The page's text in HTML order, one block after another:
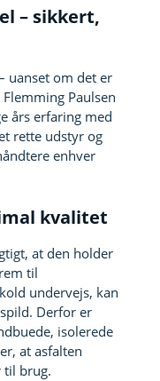
– sikkert,
uanset om det er
Paulsen
års erfaring med
rette udstyr og
enhver
kvalitet
at den holder
til
undervejs, kan
Derfor er
isolerede
at asfalten
til brug.